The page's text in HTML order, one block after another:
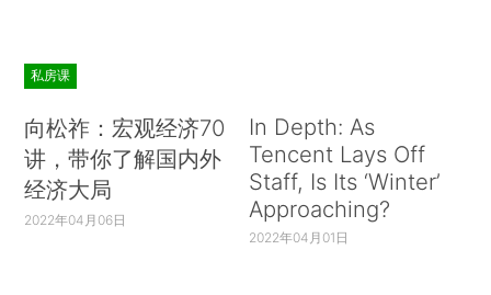
私房课
向松祚：宏观经济70
讲，带你了解国内外
经济大局
2022年04月06日
In Depth: As
Tencent Lays Off
Staff, Is Its ‘Winter’
Approaching?
2022年04月01日